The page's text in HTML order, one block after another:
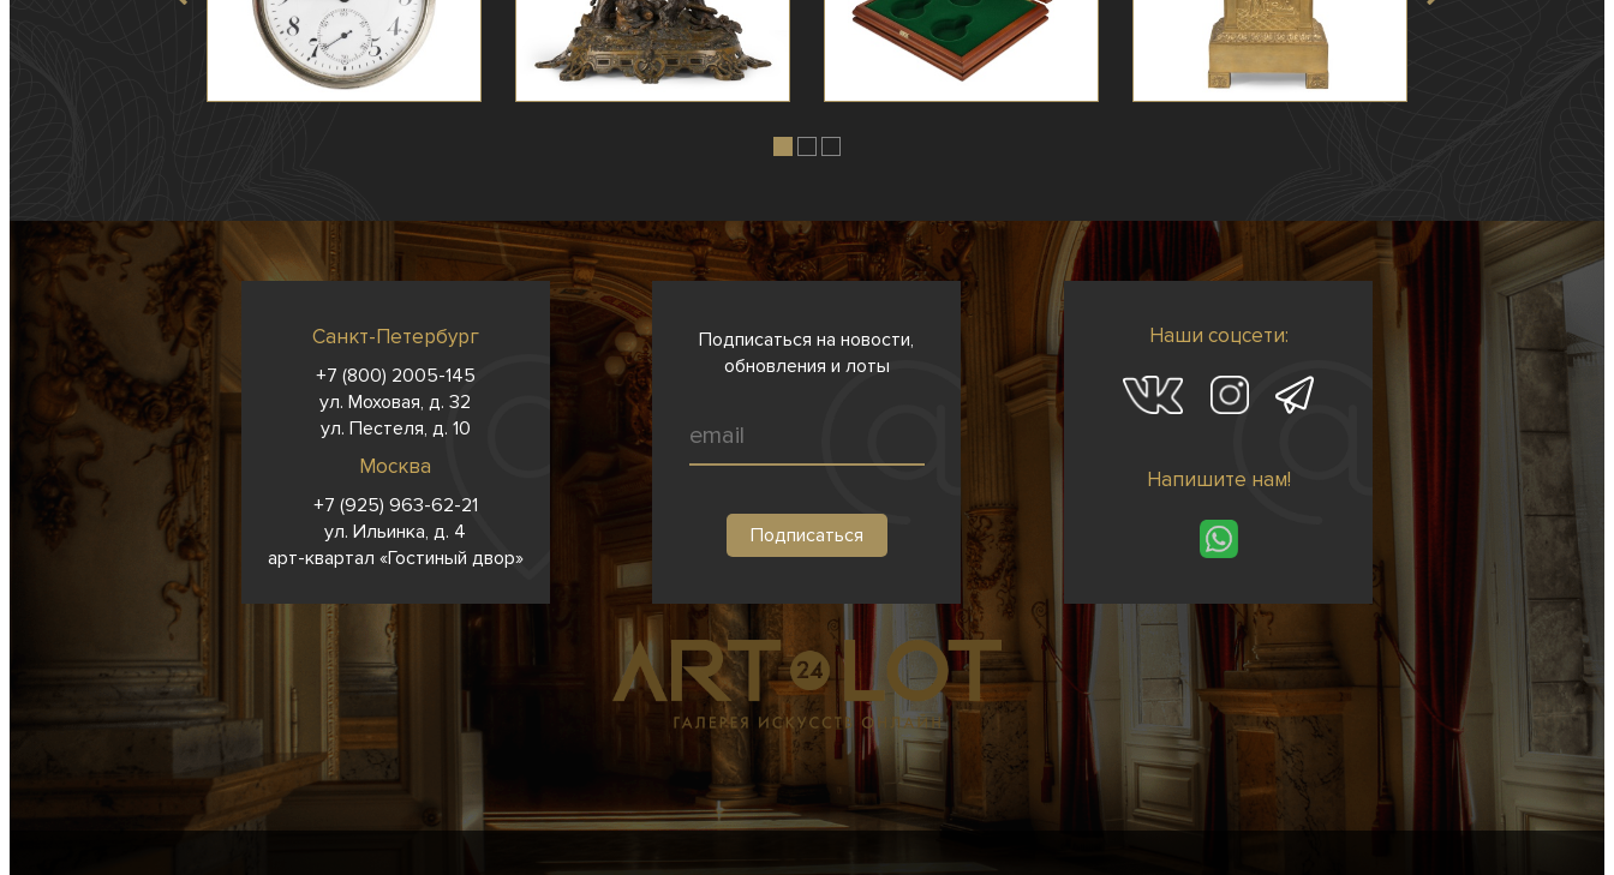
Санкт-Петербург
+7 (800) 2005-145
ул. Моховая, д. 32
ул. Пестеля, д. 10
Москва
+7 (925) 963-62-21
ул. Ильинка, д. 4
арт-квартал «Гостиный двор»
Подписаться на новости,
обновления и лоты
Наши соцсети:
Напишите нам!